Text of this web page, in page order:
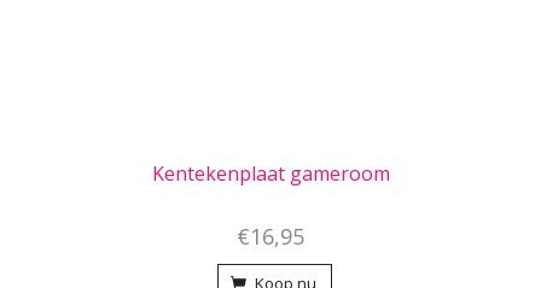
Kentekenplaat gameroom
€16,95
Koop nu